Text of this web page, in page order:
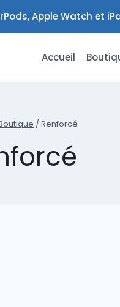
Apple Watch et
Accueil
/ Renforcé